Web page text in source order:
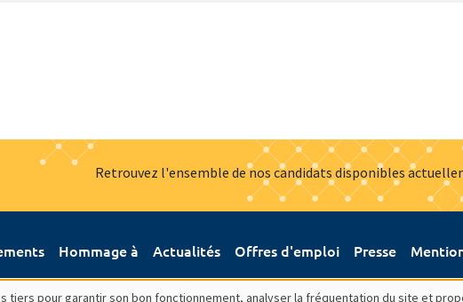
Retrouvez l'ensemble de nos candidats disponibles
Hommage à Actualités Offres d'emploi Presse
tiers pour garantir son bon fonctionnement, analyser la fréquentation du site et